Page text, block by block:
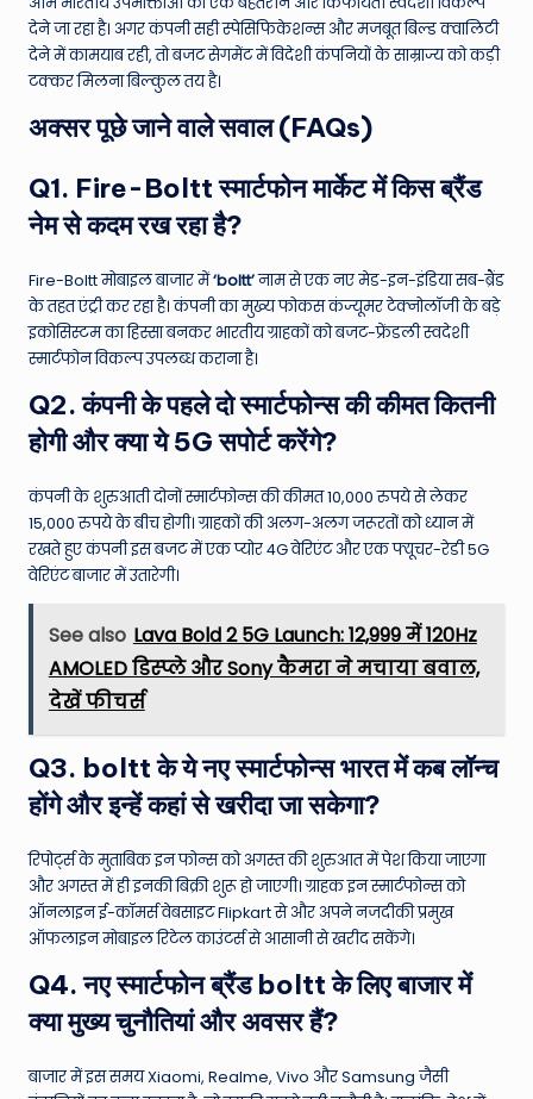
देने जा रहा है। अगर कंपनी सही स्पेसिफिकेशन्स और मजबूत बिल्ड क्वालिटी
देने में कामयाब रही, तो बजट सेगमेंट में विदेशी कंपनियों के साम्राज्य को कड़ी
टक्कर मिलना बिल्कुल तय है।
अक्सर पूछे जाने वाले सवाल (FAQs)
Q1. Fire-Boltt स्मार्टफोन मार्केट में किस ब्रैंड
नेम से कदम रख रहा है?
Fire-Boltt मोबाइल बाजार में‘boltt’नाम से एक नए मेड-इन-इंडिया सब-ब्रैंड
के तहत एंट्री कर रहा है। कंपनी का मुख्य फोकस कंज्यूमर टेक्नोलॉजी के बड़े
इकोसिस्टम का हिस्सा बनकर भारतीय ग्राहकों को बजट-फ्रेंडली स्वदेशी
स्मार्टफोन विकल्प उपलब्ध कराना है।
Q2. कंपनी के पहले दो स्मार्टफोन्स की कीमत कितनी
होगी और क्या ये 5G सपोर्ट करेंगे?
कंपनी के शुरुआती दोनों स्मार्टफोन्स की कीमत 10,000 रुपये से लेकर
15,000 रुपये के बीच होगी। ग्राहकों की अलग-अलग जरूरतों को ध्यान में
रखते हुए कंपनी इस बजट में एक प्योर 4G वेरिएंट और एक फ्यूचर-रेडी 5G
वेरिएंट बाजार में उतारेगी।
See also Lava Bold 2 5G Launch: ₹12,999 में 120Hz
AMOLED डिस्प्ले और Sony कैमरा ने मचाया बवाल,
देखें फीचर्स
Q3. boltt के ये नए स्मार्टफोन्स भारत में कब लॉन्च
होंगे और इन्हें कहां से खरीदा जा सकेगा?
रिपोर्ट्स के मुताबिक इन फोन्स को अगस्त की शुरुआत में पेश किया जाएगा
और अगस्त में ही इनकी बिक्री शुरू हो जाएगी। ग्राहक इन स्मार्टफोन्स को
ऑनलाइन ई-कॉमर्स वेबसाइट Flipkart से और अपने नजदीकी प्रमुख
ऑफलाइन मोबाइल रिटेल काउंटर्स से आसानी से खरीद सकेंगे।
Q4. नए स्मार्टफोन ब्रैंड boltt के लिए बाजार में
क्या मुख्य चुनौतियां और अवसर हैं?
बाजार में इस समय Xiaomi, Realme, Vivo और Samsung जैसी